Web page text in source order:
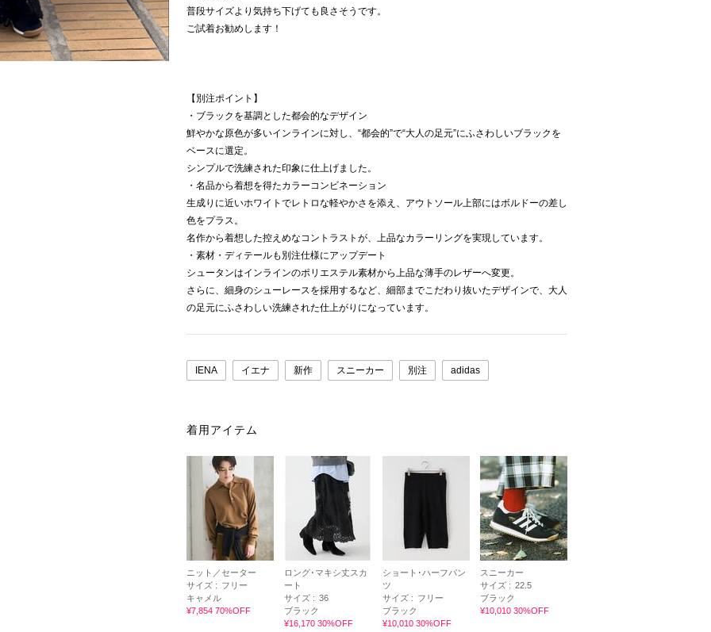
普段サイズより気持ち下げても良さそうです。
ご試着お勧めします！
【別注ポイント】
・ブラックを基調とした都会的なデザイン
鮮やかな原色が多いインラインに対し、“都会的”で“大人の足元”にふさわしいブラックを
ベースに選定。
シンプルで洗練された印象に仕上げました。
・名品から着想を得たカラーコンビネーション
生成りに近いホワイトでレトロな軽やかさを添え、アウトソール上部にはボルドーの差し
色をプラス。
名作から着想した控えめなコントラストが、上品なカラーリングを実現しています。
・素材・ディテールも別注仕様にアップデート
シュータンはインラインのポリエステル素材から上品な薄手のレザーへ変更。
さらに、細身のシューレースを採用するなど、細部までこだわり抜いたデザインで、大人
の足元にふさわしい洗練された仕上がりになっています。
IENA イエナ 新作 スニーカー 別注 adidas
着用アイテム
ニット／セーター
サイズ : フリー
キャメル
¥7,854 70%OFF
ロング･マキシ丈スカ
ート
サイズ : 36
ブラック
¥16,170 30%OFF
ショート･ハーフパン
ツ
サイズ : フリー
ブラック
¥10,010 30%OFF
スニーカー
サイズ : 22.5
ブラック
¥10,010 30%OFF